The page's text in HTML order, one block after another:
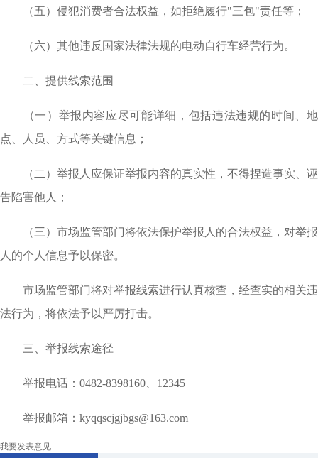
（五）侵犯消费者合法权益，如拒绝履行"三包"责任等；
（六）其他违反国家法律法规的电动自行车经营行为。
二、提供线索范围
（一）举报内容应尽可能详细，包括违法违规的时间、地
点、人员、方式等关键信息；
（二）举报人应保证举报内容的真实性，不得捏造事实、诬
告陷害他人；
（三）市场监管部门将依法保护举报人的合法权益，对举报
人的个人信息予以保密。
市场监管部门将对举报线索进行认真核查，经查实的相关违
法行为，将依法予以严厉打击。
三、举报线索途径
举报电话：0482-8398160、12345
举报邮箱：kyqqscjgjbgs@163.com
我要发表意见